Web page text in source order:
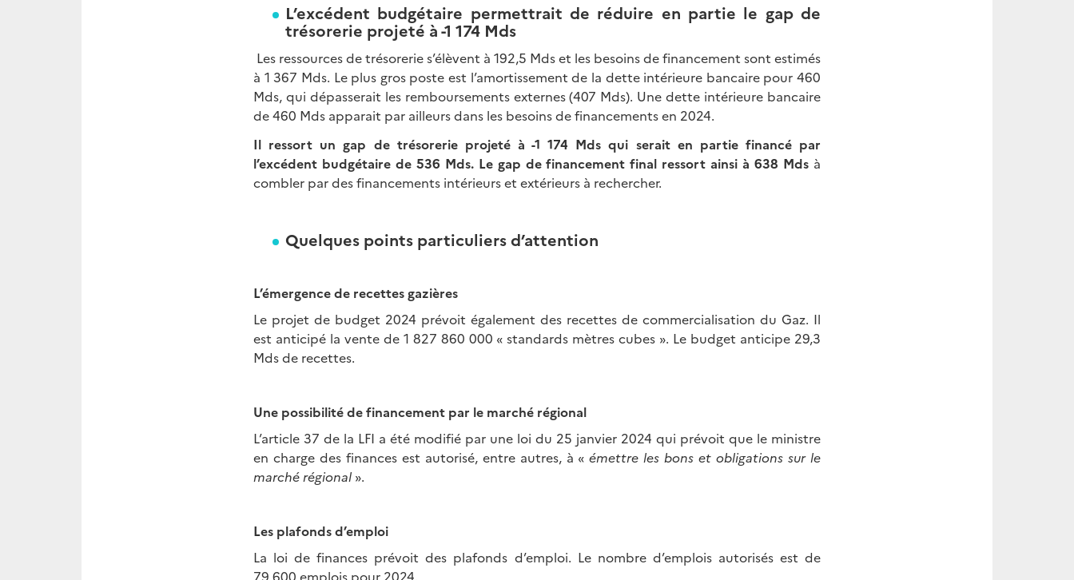
L’excédent budgétaire permettrait de réduire en partie le gap de
trésorerie projeté à -1 174 Mds
Les ressources de trésorerie s’élèvent à 192,5 Mds et les besoins de financement sont estimés
à 1 367 Mds. Le plus gros poste est l’amortissement de la dette intérieure bancaire pour 460
Mds, qui dépasserait les remboursements externes (407 Mds). Une dette intérieure bancaire
de 460 Mds apparait par ailleurs dans les besoins de financements en 2024.
Il ressort un gap de trésorerieprojeté à -1 174 Mds qui serait en partie financé par
l’excédent budgétaire de 536 Mds. Le gap de financement final ressort ainsi à 638 Mds à
combler par des financements intérieurs et extérieurs à rechercher.
Quelques points particuliers d’attention
L’émergence de recettes gazières
Le projet de budget 2024 prévoit également des recettes de commercialisation du Gaz. Il
est anticipé la vente de 1 827 860 000 « standards mètres cubes ». Le budget anticipe 29,3
Mds de recettes.
Une possibilité de financement par le marché régional
L’article 37 de la LFI a été modifié par une loi du 25 janvier 2024 qui prévoit que le ministre
en charge des finances est autorisé, entre autres, à «émettre les bons et obligations sur le
marché régional ».
Les plafonds d’emploi
La loi de finances prévoit des plafonds d’emploi. Le nombre d’emplois autorisés est de
79 600 emplois pour 2024.